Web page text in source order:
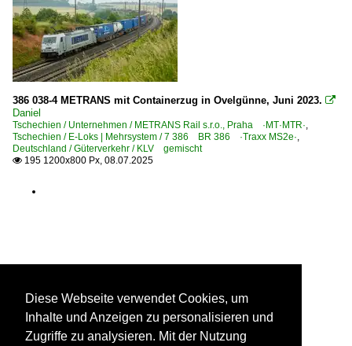
386 038-4 METRANS mit Containerzug in Ovelgünne, Juni 2023. 
Daniel
Tschechien / Unternehmen / METRANS Rail s.r.o., Praha ·MT·MTR·,
Tschechien / E-Loks | Mehrsystem / 7 386 BR 386 ·Traxx MS2e·,
Deutschland / Güterverkehr / KLV gemischt
 195 1200x800 Px, 08.07.2025
Diese Webseite verwendet Cookies, um
Inhalte und Anzeigen zu personalisieren und
Zugriffe zu analysieren. Mit der Nutzung